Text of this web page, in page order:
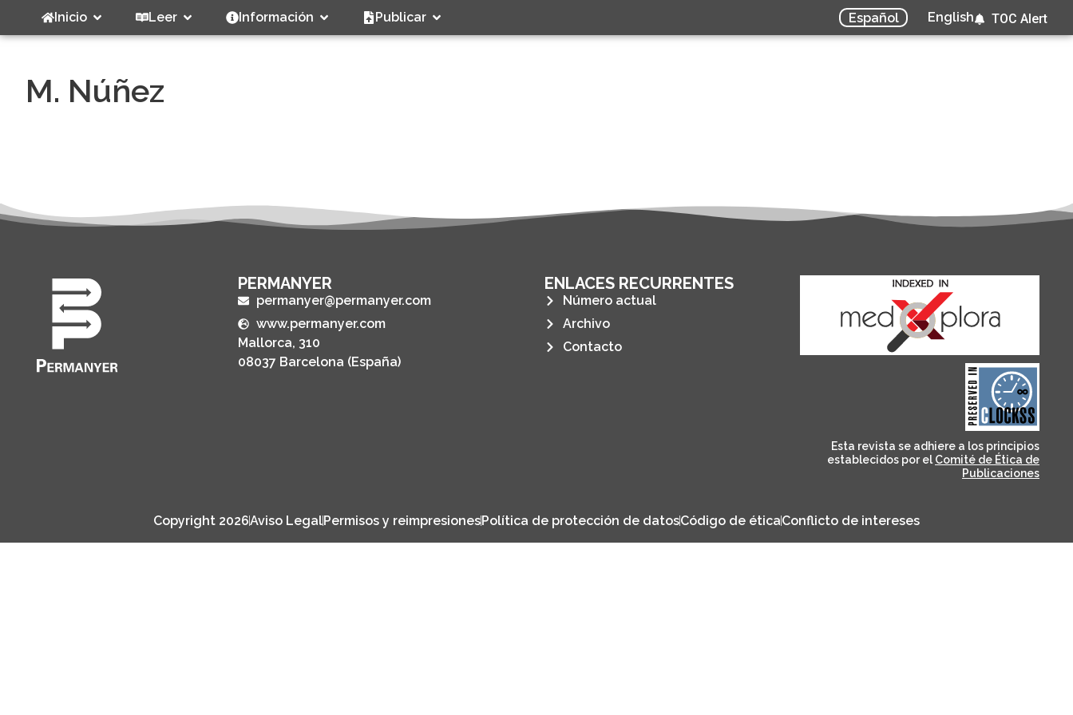
Inicio Leer Información Publicar Español English TOC Alert
M. Núñez
PERMANYER
permanyer@permanyer.com
www.permanyer.com
Mallorca, 310
08037 Barcelona (España)
ENLACES RECURRENTES
Número actual
Archivo
Contacto
CLOCKSS is a dak archive
that ensures the long-
term survival of web-
based scholary
publications, governed by
and for its stakeholders.
Esta revista se adhiere a los principios
establecidos por el Comité de Ética de
Publicaciones
Copyright 2026Aviso LegalPermisos y reimpresionesPolítica de protección de datosCódigo de éticaConflicto de intereses